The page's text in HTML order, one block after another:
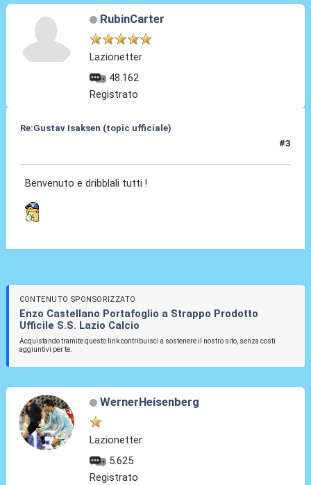
RubinCarter
Lazionetter
48.162
Registrato
Re:Gustav Isaksen (topic ufficiale)
#3
Benvenuto e dribblali tutti !
CONTENUTO SPONSORIZZATO
Enzo Castellano Portafoglio a Strappo Prodotto
Ufficile S.S. Lazio Calcio
Acquistando tramite questo link contribuisci a sostenere il nostro sito, senza costi
aggiuntivi per te.
WernerHeisenberg
Lazionetter
5.625
Registrato